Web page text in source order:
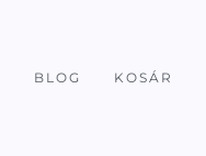
BLOG KOSÁR